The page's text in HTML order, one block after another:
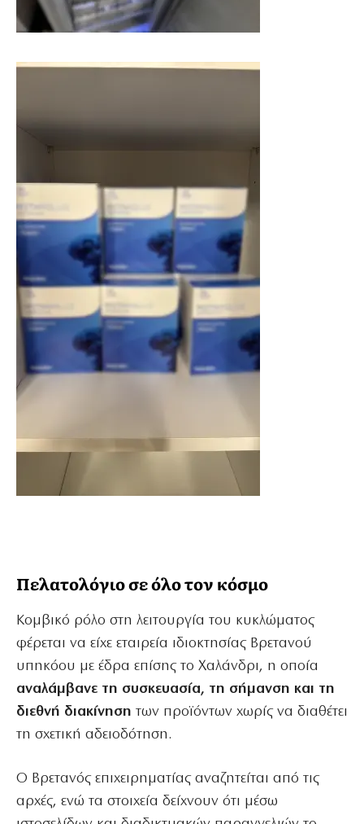
Πελατολόγιο σε όλο τον κόσμο
Κομβικό ρόλο στη λειτουργία του κυκλώματος
φέρεται να είχε εταιρεία ιδιοκτησίας Βρετανού
υπηκόου με έδρα επίσης το Χαλάνδρι, η οποία
αναλάμβανε τη συσκευασία, τη σήμανση και τη
διεθνή διακίνηση των προϊόντων χωρίς να διαθέτει
τη σχετική αδειοδότηση.
Ο Βρετανός επιχειρηματίας αναζητείται από τις
αρχές, ενώ τα στοιχεία δείχνουν ότι μέσω